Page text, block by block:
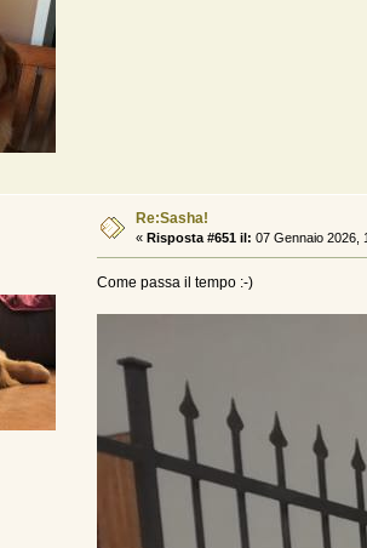
Re:Sasha!
« Risposta #651 il: 07 Gennaio 2026,
Come passa il tempo :-)